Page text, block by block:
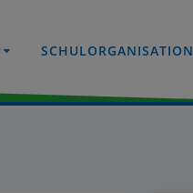
SCHULORGANISATION